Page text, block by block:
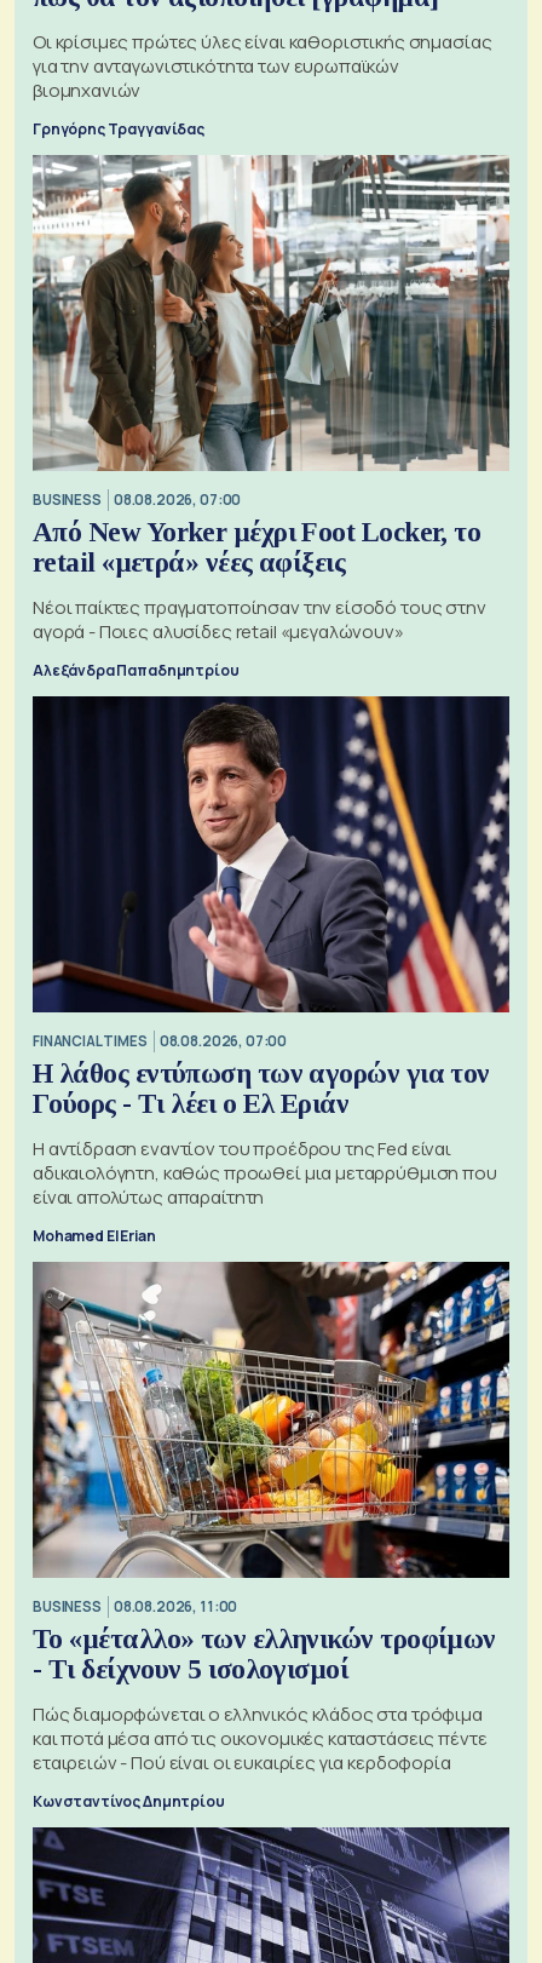
Οι κρίσιμες πρώτες ύλες είναι καθοριστικής σημασίας
για την ανταγωνιστικότητα των ευρωπαϊκών
βιομηχανιών
Γρηγόρης Τραγγανίδας
BUSINESS 08.08.2026, 07:00
Από New Yorker μέχρι Foot Locker, το
retail «μετρά» νέες αφίξεις
Νέοι παίκτες πραγματοποίησαν την είσοδό τους στην
αγορά - Ποιες αλυσίδες retail «μεγαλώνουν»
Αλεξάνδρα Παπαδημητρίου
FINANCIAL TIMES 08.08.2026, 07:00
Η λάθος εντύπωση των αγορών για τον
Γούορς - Τι λέει ο Ελ Εριάν
Η αντίδραση εναντίον του προέδρου της Fed είναι
αδικαιολόγητη, καθώς προωθεί μια μεταρρύθμιση που
είναι απολύτως απαραίτητη
Mohamed El Erian
BUSINESS 08.08.2026, 11:00
Το «μέταλλο» των ελληνικών τροφίμων
- Τι δείχνουν 5 ισολογισμοί
Πώς διαμορφώνεται ο ελληνικός κλάδος στα τρόφιμα
και ποτά μέσα από τις οικονομικές καταστάσεις πέντε
εταιρειών - Πού είναι οι ευκαιρίες για κερδοφορία
Κωνσταντίνος Δημητρίου